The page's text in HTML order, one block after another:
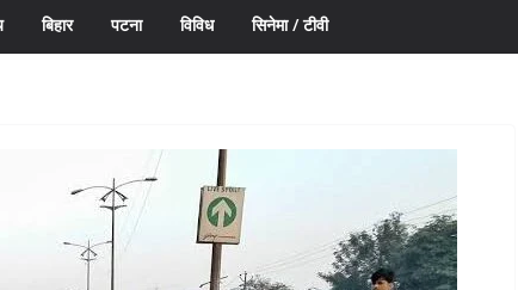
बिहार पटना विविध सिनेमा / टीवी